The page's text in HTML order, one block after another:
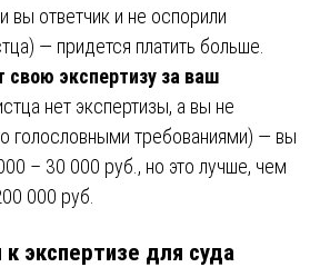
вы ответчик и не оспорили
— придется платить больше.
свою экспертизу за ваш
нет экспертизы, а вы не
голословными требованиями) — вы
– 30 000 руб., но это лучше, чем
000 руб.
к экспертизе для суда